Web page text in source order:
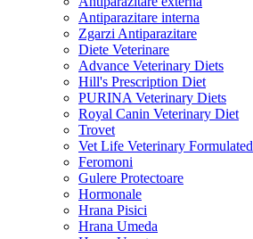
Antiparazitare interna
Zgarzi Antiparazitare
Diete Veterinare
Advance Veterinary Diets
Hill's Prescription Diet
PURINA Veterinary Diets
Royal Canin Veterinary Diet
Trovet
Vet Life Veterinary Formulated
Feromoni
Gulere Protectoare
Hormonale
Hrana Pisici
Hrana Umeda